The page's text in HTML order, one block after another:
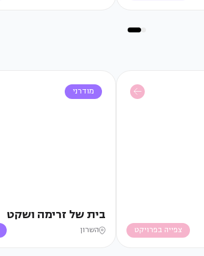
צפייה בפרויקט
מודרני
בית של זרימה ושקט
השרון